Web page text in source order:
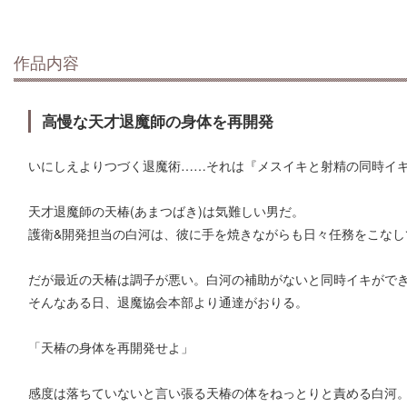
作品内容
高慢な天才退魔師の身体を再開発
いにしえよりつづく退魔術……それは『メスイキと射精の同時イ
天才退魔師の天椿(あまつばき)は気難しい男だ。
護衛&開発担当の白河は、彼に手を焼きながらも日々任務をこな
だが最近の天椿は調子が悪い。白河の補助がないと同時イキがで
そんなある日、退魔協会本部より通達がおりる。
「天椿の身体を再開発せよ」
感度は落ちていないと言い張る天椿の体をねっとりと責める白河